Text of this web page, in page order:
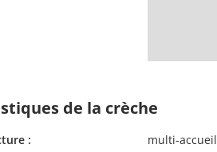
de la crèche
:
multi-accueil